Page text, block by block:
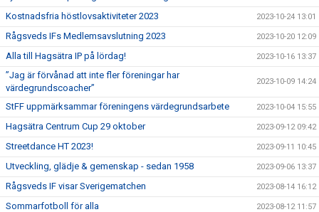
Kostnadsfria höstlovsaktiviteter 2023 2023-10-24 13:01
Rågsveds IFs Medlemsavslutning 2023 2023-10-20 12:09
Alla till Hagsätra IP på lördag! 2023-10-16 13:37
”Jag är förvånad att inte fler föreningar har
värdegrundscoacher”
2023-10-09 14:24
StFF uppmärksammar föreningens värdegrundsarbete 2023-10-04 15:55
Hagsätra Centrum Cup 29 oktober 2023-09-12 09:42
Streetdance HT 2023! 2023-09-11 10:45
Utveckling, glädje & gemenskap - sedan 1958 2023-09-06 13:37
Rågsveds IF visar Sverigematchen 2023-08-14 16:12
Sommarfotboll för alla 2023-08-12 11:57